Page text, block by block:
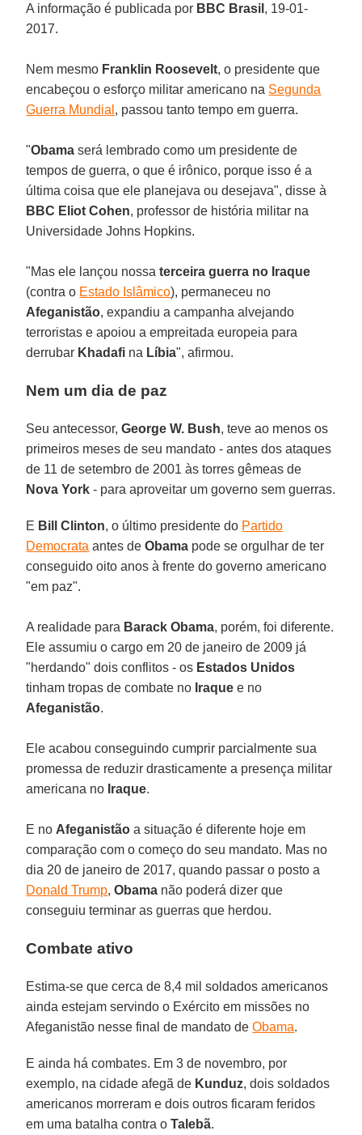
A informação é publicada por BBC Brasil , 19-01-
2017.
Nem mesmo Franklin Roosevelt, o presidente que
encabeçou o esforço militar americano na Segunda
Guerra Mundial , passou tanto tempo em guerra.
"Obama será lembrado como um presidente de
tempos de guerra, o que é irônico, porque isso é a
última coisa que ele planejava ou desejava", disse à
BBC Eliot Cohen, professor de história militar na
Universidade Johns Hopkins.
"Mas ele lançou nossaterceira guerra no Iraque
(contra o Estado Islâmico), permaneceu no
Afeganistão, expandiu a campanha alvejando
terroristas e apoiou a empreitada europeia para
derrubar Khadafi na Líbia", afirmou.
Nem um dia de paz
Seu antecessor,George W. Bush, teve ao menos os
primeiros meses de seu mandato - antes dos ataques
de 11 de setembro de 2001 às torres gêmeas de
Nova York - para aproveitar um governo sem guerras.
E Bill Clinton, o último presidente do Partido
Democrata antes deObama pode se orgulhar de ter
conseguido oito anos à frente do governo americano
"em paz".
A realidade para Barack Obama, porém, foi diferente.
Ele assumiu o cargo em 20 de janeiro de 2009 já
"herdando" dois conflitos - os Estados Unidos
tinham tropas de combate no Iraque e no
Afeganistão.
Ele acabou conseguindo cumprir parcialmente sua
promessa de reduzir drasticamente a presença militar
americana no Iraque.
E no Afeganistão a situação é diferente hoje em
comparação com o começo do seu mandato. Mas no
dia 20 de janeiro de 2017, quando passar o posto a
Donald Trump,Obama não poderá dizer que
conseguiu terminar as guerras que herdou.
Combate ativo
Estima-se que cerca de 8,4 mil soldados americanos
ainda estejam servindo o Exército em missões no
Afeganistão nesse final de mandato deObama.
E ainda há combates. Em 3 de novembro, por
exemplo, na cidade afegã de Kunduz, dois soldados
americanos morreram e dois outros ficaram feridos
em uma batalha contra oTalebã.